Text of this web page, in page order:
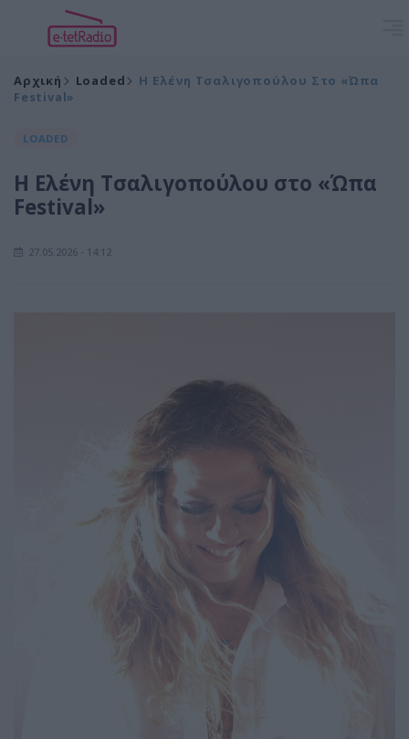
Αρχική Loaded
H Ελένη Τσαλιγοπούλου Στο «Ώπα
Festival»
LOADED
H Ελένη Τσαλιγοπούλου στο «Ώπα
Festival»
27.05.2026 - 14:12